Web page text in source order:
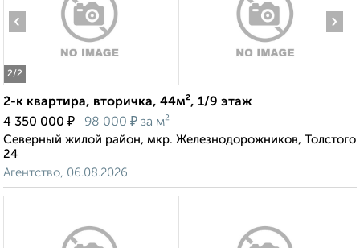
2/2
‹ ›
2-к квартира, вторичка, 44м², 1/9 этаж
4 350 000 ₽ 98 000 ₽ за м²
Северный жилой район, мкр. Железнодорожников, Толстого
24
Агентство, 06.08.2026